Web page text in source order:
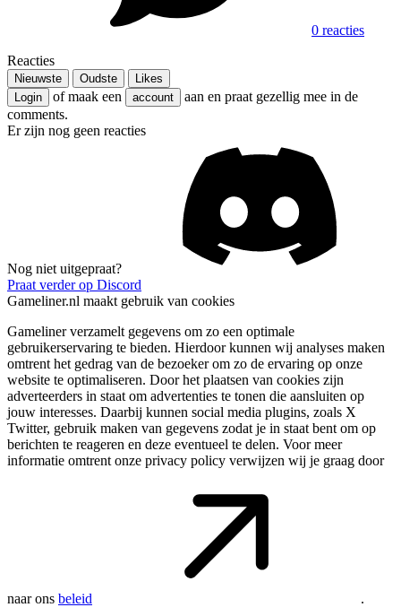
0 reacties
Reacties
Nieuwste Oudste
Likes
Login
of maak een account
aan en praat gezellig mee in de
comments.
Er zijn nog geen reacties
Nog niet uitgepraat?
Praat verder op Discord
Gameliner.nl maakt gebruik van cookies
Gameliner verzamelt gegevens om zo een optimale
gebruikerservaring te bieden. Hierdoor kunnen wij analyses maken
omtrent het gedrag van de bezoeker om zo de ervaring op onze
website te optimaliseren. Door het plaatsen van cookies zijn
adverteerders in staat om advertenties te tonen die aansluiten op
jouw interesses. Daarbij kunnen social media plugins, zoals X
Twitter, gebruik maken van gegevens zodat je in staat bent om op
berichten te reageren en deze eventueel te delen. Voor meer
informatie omtrent onze privacy policy verwijzen wij je graag door
naar ons beleid .